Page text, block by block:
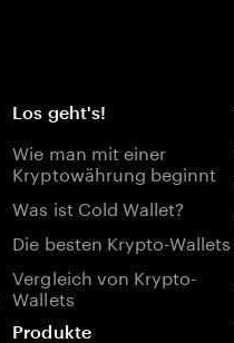
Los geht's!
Wie man mit einer
Kryptowährung beginnt
Was ist Cold Wallet?
Die besten Krypto-Wallets
Vergleich von Krypto-
Wallets
Produkte